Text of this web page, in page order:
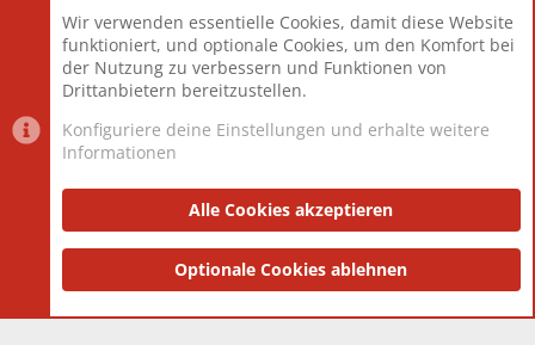
Mitglieder
12.427
Neuestes Mitglied
Berlin
Datenschutzerklärung Impressum
Community platform by XenForo® © 2010-2025 XenForo Ltd.
and add-ons by ThemeHouse
Wir verwenden essentielle Cookies, damit diese Website
funktioniert, und optionale Cookies, um den Komfort bei
der Nutzung zu verbessern und Funktionen von
Drittanbietern bereitzustellen.
Konfiguriere deine Einstellungen und erhalte weitere
Informationen
Alle Cookies akzeptieren
Optionale Cookies ablehnen